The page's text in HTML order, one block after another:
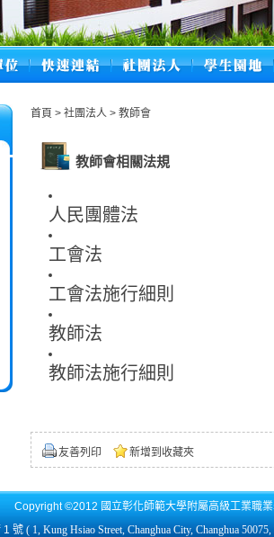
首頁 > 社團法人 > 教師會
教師會相關法規
人民團體法
工會法
工會法施行細則
教師法
教師法施行細則
友善列印 新增到收藏夾
Copyright ©2012 國立彰化師範大學附屬高級工業職
1 號 ( 1, Kung Hsiao Street, Changhua City, Changhua 50075,